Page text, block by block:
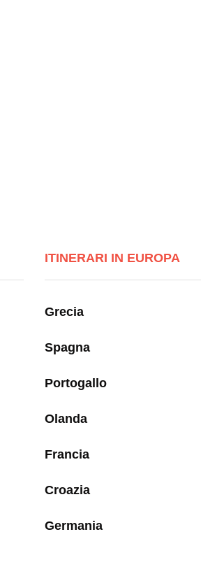
ITINERARI IN EUROPA
Grecia
Spagna
Portogallo
Olanda
Francia
Croazia
Germania